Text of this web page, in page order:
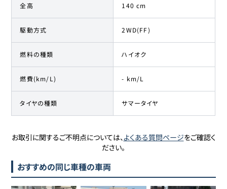
全高 140 cm
駆動方式 2WD(FF)
燃料の種類 ハイオク
燃費(km/L) - km/L
タイヤの種類 サマータイヤ
お取引に関するご不明点については、よくある質問ページをご確認く
ださい。
おすすめの同じ車種の車両